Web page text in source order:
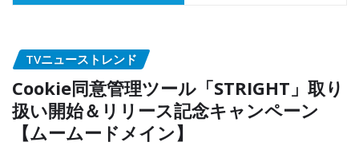
TVニューストレンド
Cookie同意管理ツール「STRIGHT」取り
扱い開始＆リリース記念キャンペーン
【ムームードメイン】